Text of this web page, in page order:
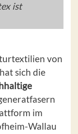
ist
von
sich die
im
Wallau